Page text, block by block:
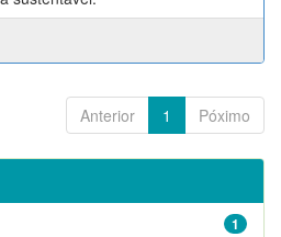
Anterior 1 Póximo
1